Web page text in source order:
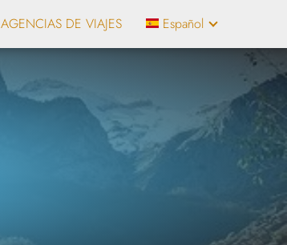
AGENCIAS DE VIAJES Español